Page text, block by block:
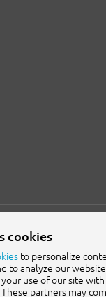
cookies
to personalize
to analyze our
use of our site
partners may